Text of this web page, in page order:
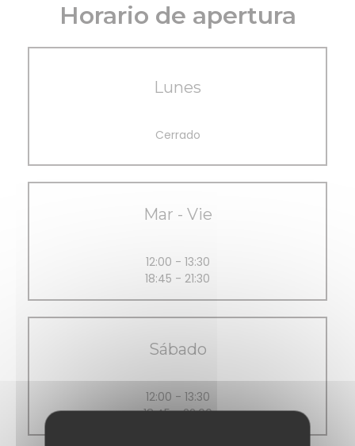
Horario de apertura
Lunes
Cerrado
Mar - Vie
12:00 - 13:30
18:45 - 21:30
Sábado
12:00 - 13:30
18:45 - 22:00